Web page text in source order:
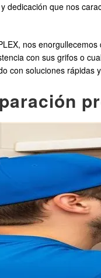
dedicación que nos
nos
con sus grifos o
con soluciones rápidas